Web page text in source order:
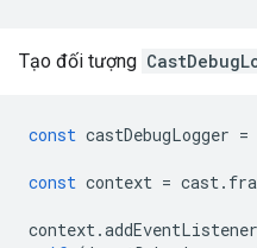
Tạo đối tượng
const castDebugLogger =
const context = cast.
context.addEventListener